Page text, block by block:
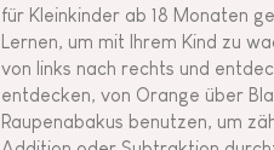
für Kleinkinder ab 18 Monaten
Lernen, um mit Ihrem Kind zu
von links nach rechts und
entdecken, von Orange über
Raupenabakus benutzen, um